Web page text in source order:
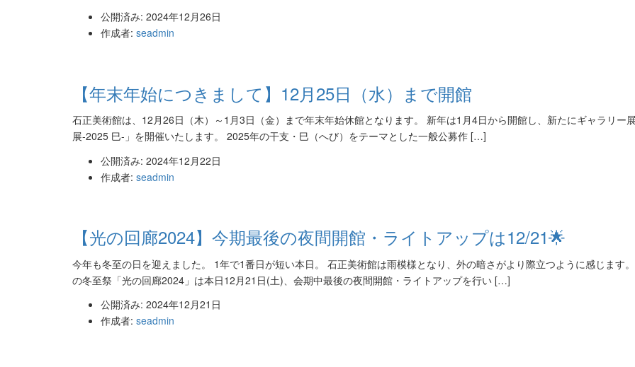
公開済み: 2024年12月26日
作成者: seadmin
【年末年始につきまして】12月25日（水）まで開館
石正美術館は、12月26日（木）～1月3日（金）まで年末年始休館となります。 新年は1月4日から開館し、新たにギャラリー
展-2025 巳-」を開催いたします。 2025年の干支・巳（へび）をテーマとした一般公募作 […]
公開済み: 2024年12月22日
作成者: seadmin
【光の回廊2024】今期最後の夜間開館・ライトアップは12/21🌟
今年も冬至の日を迎えました。 1年で1番日が短い本日。 石正美術館は雨模様となり、外の暗さがより際立つように感じます
の冬至祭「光の回廊2024」は本日12月21日(土)、会期中最後の夜間開館・ライトアップを行い […]
公開済み: 2024年12月21日
作成者: seadmin